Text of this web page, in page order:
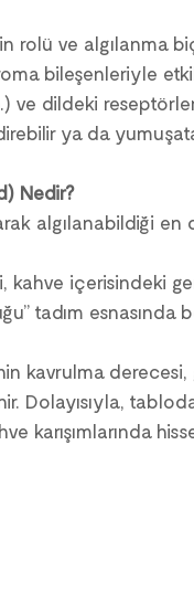
rolü ve algılanma
bileşenleriyle
ve dildeki
ya da
Nedir?
algılanabildiği en
kahve içerisindeki
tadım esnasında
kavrulma derecesi,
Dolayısıyla,
karışımlarında